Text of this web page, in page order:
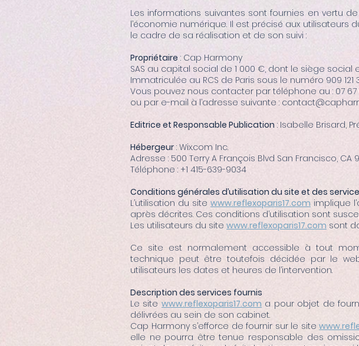
Les informations suivantes sont fournies en vertu
l’économie numérique. Il est précisé aux utilisateurs
le cadre de sa réalisation et de son suivi :
Propriétaire : Cap Harmony
SAS au capital social de 1 000 €, dont le siège social
Immatriculée au RCS de Paris sous le numéro 909 121
Vous pouvez nous contacter par téléphone au : 07 67
ou par e-mail à l’adresse suivante :
Editrice et Responsable Publication : Isabelle Brisard,
Hébergeur : Wix.com Inc.
Adresse : 500 Terry A François Blvd San Francisco, CA
Téléphone : +1 415-639-9034
Conditions générales d’utilisation du site et des
L’utilisation du site www.reflexoparis17.com implique
après décrites. Ces conditions d’utilisation sont
Les utilisateurs du site www.reflexoparis17.com sont
Ce site est normalement accessible à tout
technique peut être toutefois décidée par le
utilisateurs les dates et heures de l’intervention.
Description des services fournis
Le site www.reflexoparis17.com a pour objet de
délivrées au sein de son cabinet.
Cap Harmony s’efforce de fournir sur le site
elle ne pourra être tenue responsable des